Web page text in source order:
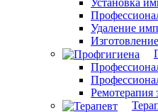
Удаление
Ремотерапия